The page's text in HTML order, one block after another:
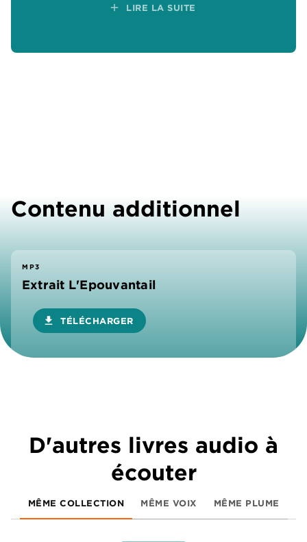
add LIRE LA SUITE
Contenu additionnel
MP3
Extrait L'Epouvantail
download TÉLÉCHARGER
D'autres livres audio à
écouter
MÊME COLLECTION MÊME VOIX MÊME PLUME